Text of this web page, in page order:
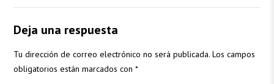
Deja una respuesta
Tu dirección de correo electrónico no será publicada. Los campos
obligatorios están marcados con*